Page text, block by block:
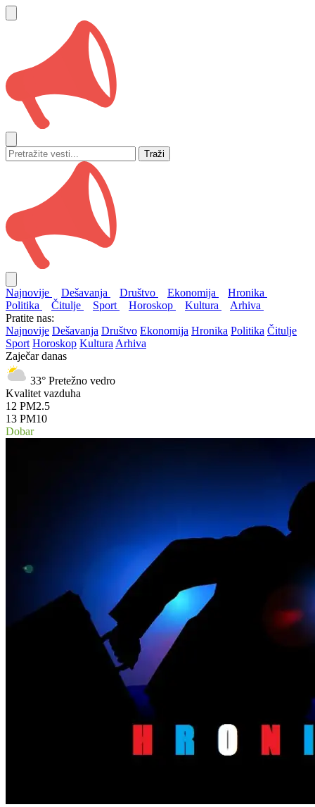
Traži
Najnovije Dešavanja Društvo Ekonomija
Hronika
Politika
Čitulje Sport Horoskop Kultura
Arhiva
Pratite nas:
Najnovije Dešavanja Društvo Ekonomija Hronika Politika Čitulje
Sport Horoskop Kultura Arhiva
Zaječar danas
33° Pretežno vedro
Kvalitet vazduha
12 PM2.5
13 PM10
Dobar